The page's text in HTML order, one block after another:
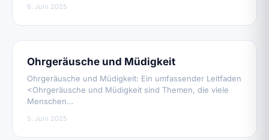
6. Juni 2025
Ohrgeräusche und Müdigkeit
Ohrgeräusche und Müdigkeit: Ein umfassender Leitfaden
<Ohrgeräusche und Müdigkeit sind Themen, die viele
Menschen…
5. Juni 2025